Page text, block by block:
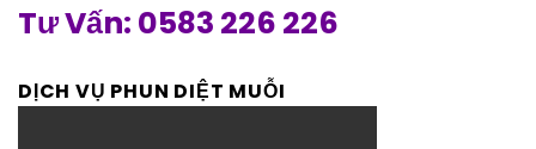
Tư Vấn: 0583 226 226
DỊCH VỤ PHUN DIỆT MUỖI